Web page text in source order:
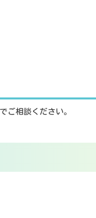
ご相談ください。